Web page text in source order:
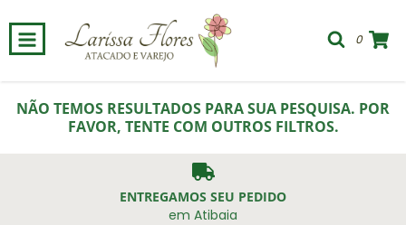
0
NÃO TEMOS RESULTADOS PARA SUA PESQUISA. POR
FAVOR, TENTE COM OUTROS FILTROS.
ENTREGAMOS SEU PEDIDO
em Atibaia